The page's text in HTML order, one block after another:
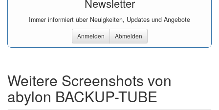
Newsletter
Immer informiert über Neuigkeiten, Updates und Angebote
Anmelden Abmelden
Weitere Screenshots von
abylon BACKUP-TUBE